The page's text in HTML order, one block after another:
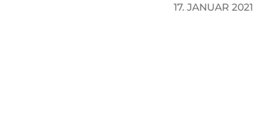
17. JANUAR 2021